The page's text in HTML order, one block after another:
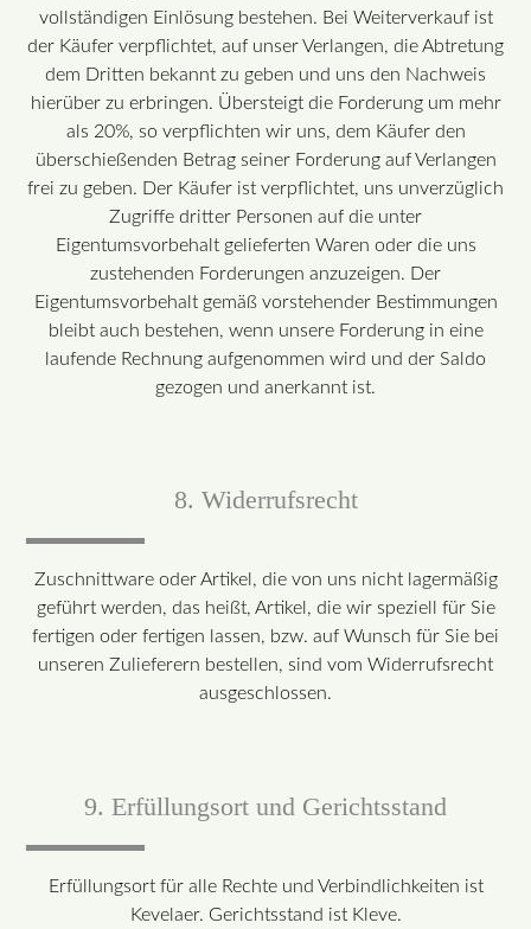
vollständigen Einlösung bestehen. Bei Weiterverkauf ist
der Käufer verpflichtet, auf unser Verlangen, die Abtretung
dem Dritten bekannt zu geben und uns den Nachweis
hierüber zu erbringen. Übersteigt die Forderung um mehr
als 20%, so verpflichten wir uns, dem Käufer den
überschießenden Betrag seiner Forderung auf Verlangen
frei zu geben. Der Käufer ist verpflichtet, uns unverzüglich
Zugriffe dritter Personen auf die unter
Eigentumsvorbehalt gelieferten Waren oder die uns
zustehenden Forderungen anzuzeigen. Der
Eigentumsvorbehalt gemäß vorstehender Bestimmungen
bleibt auch bestehen, wenn unsere Forderung in eine
laufende Rechnung aufgenommen wird und der Saldo
gezogen und anerkannt ist.
8. Widerrufsrecht
Zuschnittware oder Artikel, die von uns nicht lagermäßig
geführt werden, das heißt, Artikel, die wir speziell für Sie
fertigen oder fertigen lassen, bzw. auf Wunsch für Sie bei
unseren Zulieferern bestellen, sind vom Widerrufsrecht
ausgeschlossen.
9. Erfüllungsort und Gerichtsstand
Erfüllungsort für alle Rechte und Verbindlichkeiten ist
Kevelaer. Gerichtsstand ist Kleve.